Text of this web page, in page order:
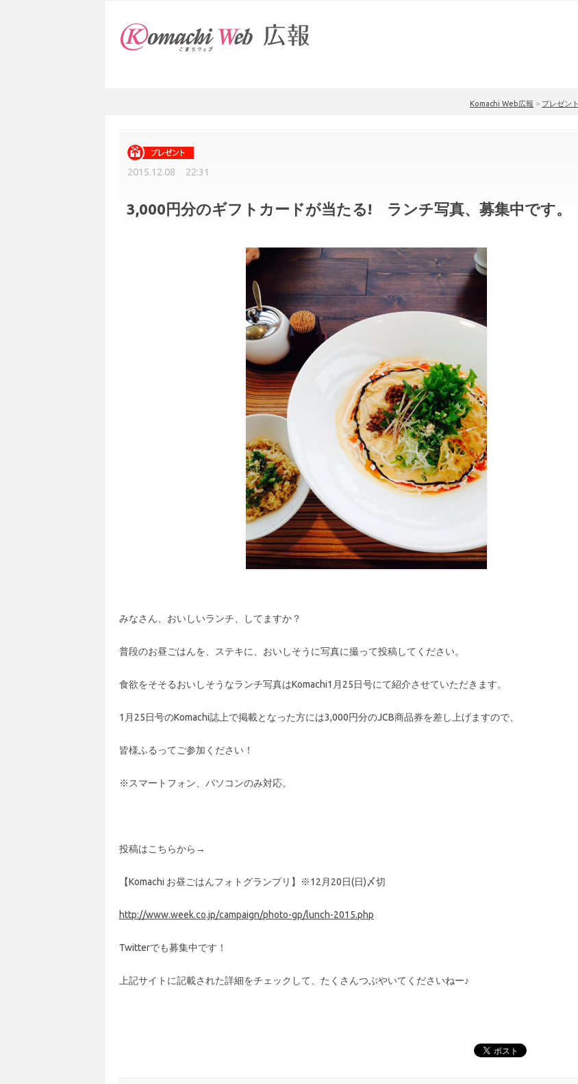
Komachi Web広報 > プレゼント
2015.12.08 22:31
3,000円分のギフトカードが当たる! ランチ写真、募集中です。
みなさん、おいしいランチ、してますか？
普段のお昼ごはんを、ステキに、おいしそうに写真に撮って投稿してください。
食欲をそそるおいしそうなランチ写真はKomachi1月25日号にて紹介させていただきます。
1月25日号のKomachi誌上で掲載となった方には3,000円分のJCB商品券を差し上げますので、
皆様ふるってご参加ください！
※スマートフォン、パソコンのみ対応。
投稿はこちらから→
【Komachi お昼ごはんフォトグランプリ】※12月20日(日)〆切
http://www.week.co.jp/campaign/photo-gp/lunch-2015.php
Twitterでも募集中です！
上記サイトに記載された詳細をチェックして、たくさんつぶやいてくださいねー♪